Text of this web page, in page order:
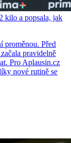
kilo a popsala, jak
proměnou. Před
pravidelně
Pro Aplausin.cz
nové rutině se